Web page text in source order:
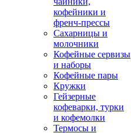
кофейники и
френч-прессы
Сахарницы и
молочники
Кофейные сервизы
и наборы
Кофейные пары
Кружки
Гейзерные
кофеварки, турки
и кофемолки
Термосы и